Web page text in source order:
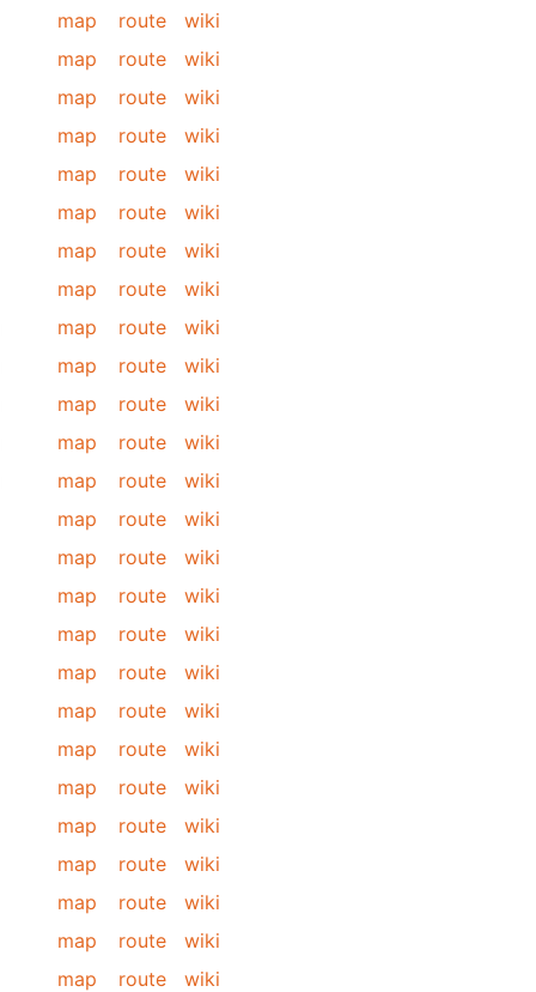
map route
wiki
map route
wiki
map route
wiki
map route
wiki
map route
wiki
map route
wiki
map route
wiki
map route
wiki
map route
wiki
map route
wiki
map route
wiki
map route
wiki
map route
wiki
map route
wiki
map route
wiki
map route
wiki
map route
wiki
map route
wiki
map route
wiki
map route
wiki
map route
wiki
map route
wiki
map route
wiki
map route
wiki
map route
wiki
map route
wiki